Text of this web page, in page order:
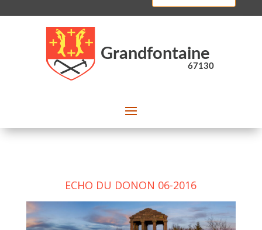
ECHO DU DONON 06-2016